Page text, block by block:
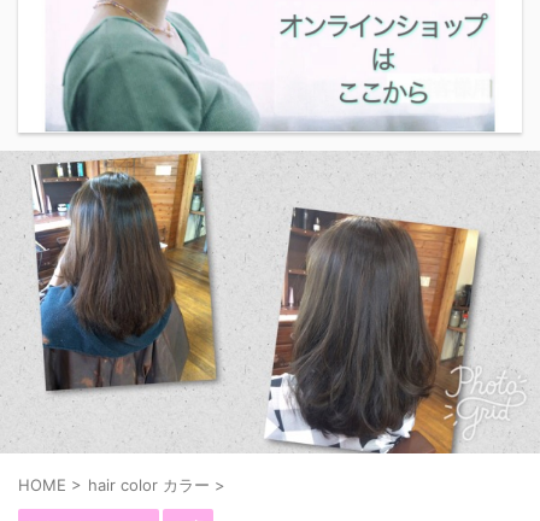
HOME > hair color カラー >